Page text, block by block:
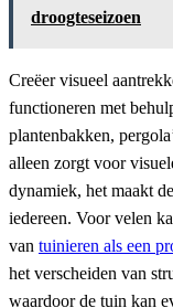
droogteseizoen
Creëer visueel
functioneren met
plantenbakken,
alleen zorgt voor
dynamiek, het maakt
iedereen. Voor velen
van tuinieren als een
het verscheiden van
waardoor de tuin kan